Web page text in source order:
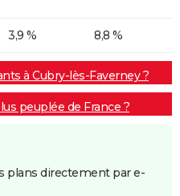
3,9 % 8,8 %
à Cubry-lès-Faverney ?
peuplée de France ?
plans directement par e-